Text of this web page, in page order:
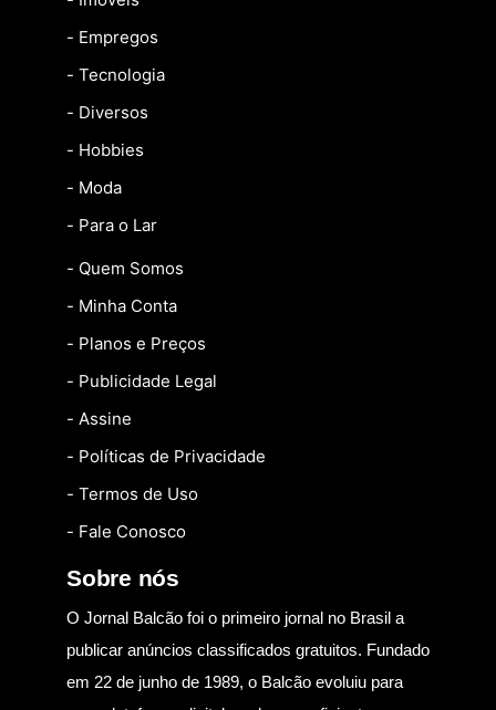
- Empregos
- Tecnologia
- Diversos
- Hobbies
- Moda
- Para o Lar
- Quem Somos
- Minha Conta
- Planos e Preços
- Publicidade Legal
- Assine
- Políticas de Privacidade
- Termos de Uso
- Fale Conosco
Sobre nós
O Jornal Balcão foi o primeiro jornal no Brasil a
publicar anúncios classificados gratuitos. Fundado
em 22 de junho de 1989, o Balcão evoluiu para